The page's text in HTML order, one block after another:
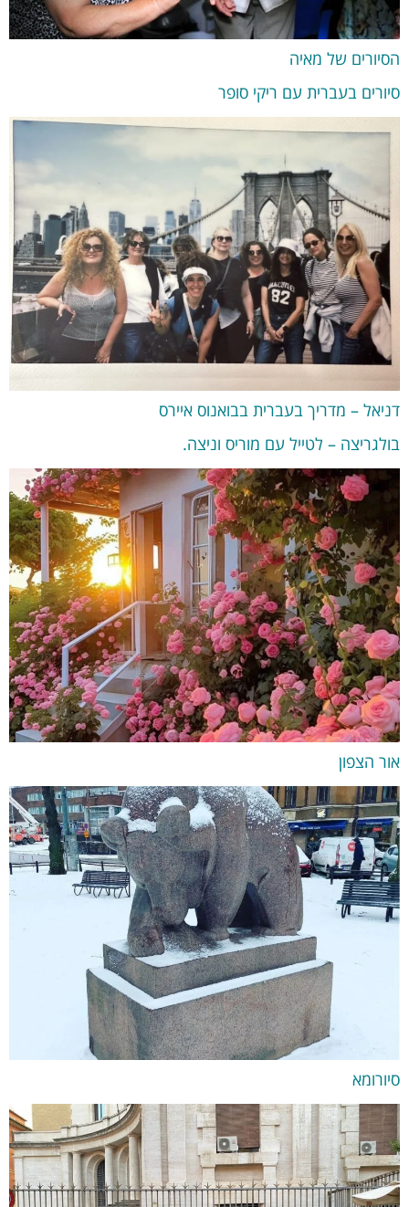
הסיורים של מאיה
סיורים בעברית עם ריקי סופר
דניאל – מדריך בעברית בבואנוס איירס
בולגריצה – לטייל עם מוריס וניצה.
אור הצפון
סיורומא